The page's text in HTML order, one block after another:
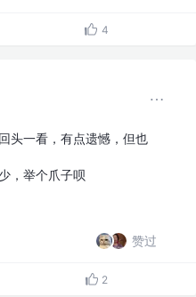
4
头一看，有点遗憾，但也
，举个爪子呗
赞过
2